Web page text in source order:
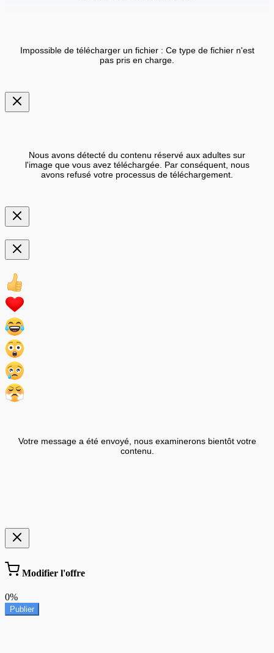
Impossible de télécharger un fichier : Ce type de fichier n'est
pas pris en charge.
Nous avons détecté du contenu réservé aux adultes sur
l'image que vous avez téléchargée. Par conséquent, nous
avons refusé votre processus de téléchargement.
Votre message a été envoyé, nous examinerons bientôt votre
contenu.
Modifier l'offre
0%
Publier